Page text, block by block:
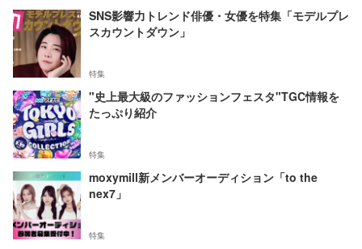
SNS影響力トレンド俳優・女優を特集「モデルプレ
スカウントダウン」
特集
"史上最大級のファッションフェスタ"TGC情報を
たっぷり紹介
特集
moxymill新メンバーオーディション「to the
nex7」
特集